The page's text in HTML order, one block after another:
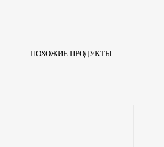
ПОХОЖИЕ ПРОДУКТЫ